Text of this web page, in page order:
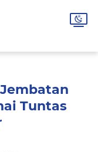
Tuntas